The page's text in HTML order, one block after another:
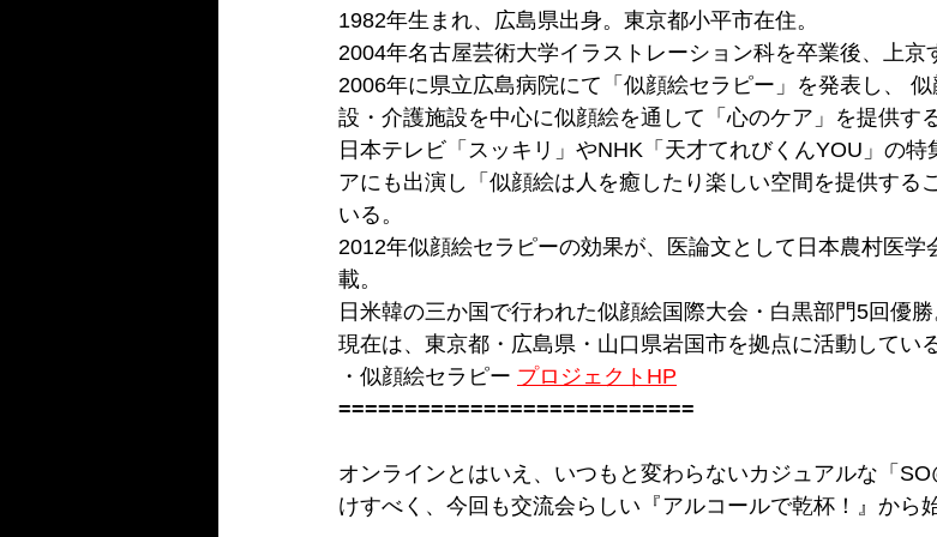
1982年生まれ、広島県出身。東京都小平市在住。
2004年名古屋芸術大学イラストレーション科を卒業後、上京
2006年に県立広島病院にて「似顔絵セラピー」を発表し、
設・介護施設を中心に似顔絵を通して「心のケア」を提供す
日本テレビ「スッキリ」やNHK「天才てれびくんYOU」の
アにも出演し「似顔絵は人を癒したり楽しい空間を提供する
いる。
2012年似顔絵セラピーの効果が、医論文として日本農村医学
載。
日米韓の三か国で行われた似顔絵国際大会・白黒部門5回優勝
現在は、東京都・広島県・山口県岩国市を拠点に活動している
・似顔絵セラピー プロジェクトHP
===========================
オンラインとはいえ、いつもと変わらないカジュアルな「
けすべく、今回も交流会らしい『アルコールで乾杯！』から